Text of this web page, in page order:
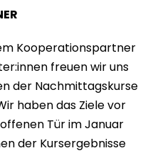
Kooperationspartner
freuen wir uns
der Nachmittagskurse
haben das Ziele vor
Tür im Januar
der Kursergebnisse